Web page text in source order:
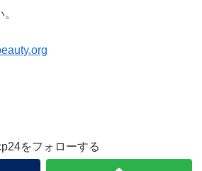
をフォローする